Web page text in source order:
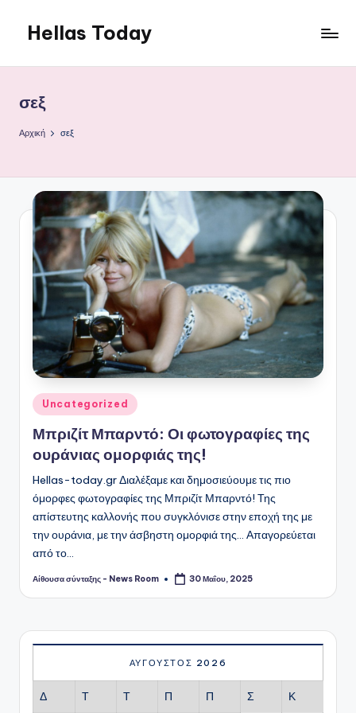
Μετάβαση
περιεχόμενο
Hellas Today
σεξ
Αρχική σεξ
Αναρτήθηκε
σε
Uncategorized
Μπριζίτ Μπαρντό: Οι φωτογραφίες της
ουράνιας ομορφιάς της!
Hellas-today.gr Διαλέξαμε και δημοσιεύουμε τις πιο
όμορφες φωτογραφίες της Μπριζίτ Μπαρντό! Της
απίστευτης καλλονής που συγκλόνισε στην εποχή της με
την ουράνια, με την άσβηστη ομορφιά της... Απαγορεύεται
από το…
Συγγραφέας:
Αίθουσα σύνταξης - News Room 30 Μαΐου, 2025
ΑΎΓΟΥΣΤΟΣ 2026
Δ Τ Τ Π Π Σ Κ